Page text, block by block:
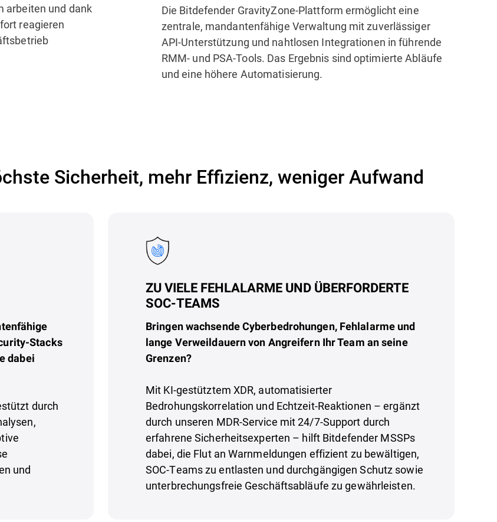
arbeiten und dank
reagieren
Die Bitdefender GravityZone-Plattform ermöglicht eine
zentrale, mandantenfähige Verwaltung mit zuverlässiger
API-Unterstützung und nahtlosen Integrationen in führende
RMM- und PSA-Tools. Das Ergebnis sind optimierte Abläufe
und eine höhere Automatisierung.
Sicherheit, mehr Effizienz, weniger Aufwand
Stacks
dabei
durch
und
ZU VIELE FEHLALARME UND ÜBERFORDERTE
SOC-TEAMS
Bringen wachsende Cyberbedrohungen, Fehlalarme und
lange Verweildauern von Angreifern Ihr Team an seine
Grenzen?
Mit KI-gestütztem XDR, automatisierter
Bedrohungskorrelation und Echtzeit-Reaktionen – ergänzt
durch unseren MDR-Service mit 24/7-Support durch
erfahrene Sicherheitsexperten – hilft Bitdefender MSSPs
dabei, die Flut an Warnmeldungen effizient zu bewältigen,
SOC-Teams zu entlasten und durchgängigen Schutz sowie
unterbrechungsfreie Geschäftsabläufe zu gewährleisten.